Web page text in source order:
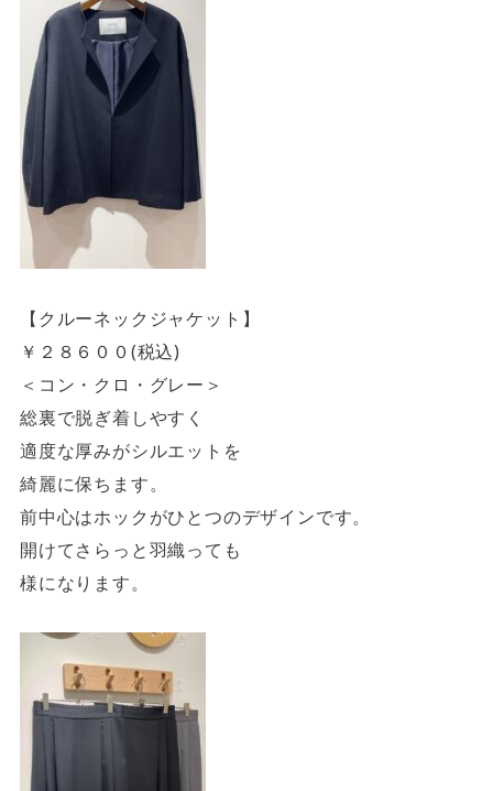
【クルーネックジャケット】
￥２８６００(税込)
＜コン・クロ・グレー＞
総裏で脱ぎ着しやすく
適度な厚みがシルエットを
綺麗に保ちます。
前中心はホックがひとつのデザインです。
開けてさらっと羽織っても
様になります。